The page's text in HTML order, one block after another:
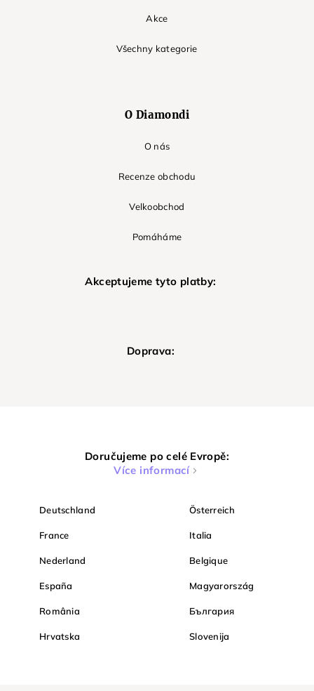
Akce
Všechny kategorie
O Diamondi
O nás
Recenze obchodu
Velkoobchod
Pomáháme
Akceptujeme tyto platby:
Doprava:
Doručujeme po celé Evropě:
Více informací
Deutschland Österreich
France Italia
Nederland Belgique
España Magyarország
România България
Hrvatska Slovenija